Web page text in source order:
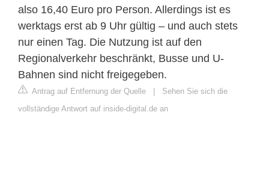
also 16,40 Euro pro Person. Allerdings ist es
werktags erst ab 9 Uhr gültig – und auch stets
nur einen Tag. Die Nutzung ist auf den
Regionalverkehr beschränkt, Busse und U-
Bahnen sind nicht freigegeben.
Antrag auf Entfernung der Quelle | Sehen Sie sich die
vollständige Antwort auf inside-digital.de an